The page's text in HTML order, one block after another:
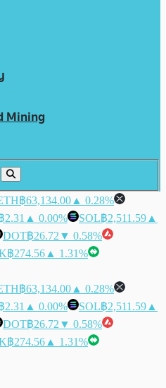
Mining
฿63,134.00 ▲ 0.28%
2.31 ▲ 0.00% SOL฿2,511.59 ▲
DOT฿26.72 ▼ 0.58%
฿274.56 ▲ 1.31%
฿63,134.00 ▲ 0.28%
2.31 ▲ 0.00% SOL฿2,511.59 ▲
DOT฿26.72 ▼ 0.58%
฿274.56 ▲ 1.31%